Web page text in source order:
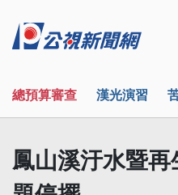
總預算審查 漢光演習
鳳山溪汙水暨